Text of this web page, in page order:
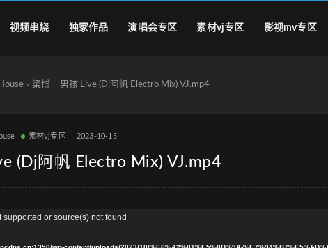
视频串烧 独家作品 演唱会专区 素材vj专区 影视mv专区
> 梁博 – 男孩 Live (Dj阿帆 Electro Mix) VJ.mp4
素材vj专区 2023-10-15
(Dj阿帆 Electro Mix) VJ.mp4
supported or source(s) not found